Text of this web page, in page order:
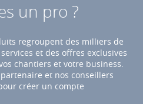
un pro ?
regroupent des milliers de
et des offres exclusives
chantiers et votre business.
et nos conseillers
créer un compte